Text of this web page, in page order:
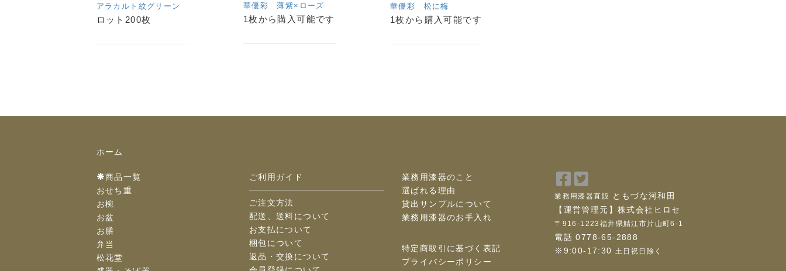
アラカルト紋グリーン
ロット200枚
華優彩 薄紫×ローズ
1枚から購入可能です
華優彩 松に梅
1枚から購入可能です
ホーム
商品一覧
おせち重
お椀
お盆
お膳
弁当
松花堂
ご利用ガイド
ご注文方法
配送、送料について
お支払について
梱包について
返品・交換について
業務用漆器のこと
選ばれる理由
貸出サンプルについて
業務用漆器のお手入れ
特定商取引に基づく表記
プライバシーポリシー
Facebook
ェ
ェ
業務用漆器直販
ともづな河和田
【運営管理元】株式会社ヒロセ
〒916-1223福井県鯖江市片山町6-1
電話 0778-65-2888
※9:00-17:30 土日祝日除く